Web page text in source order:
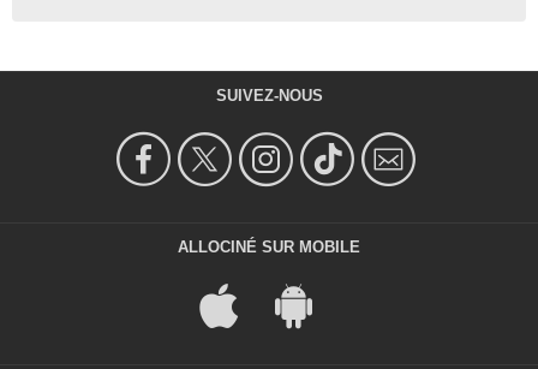
SUIVEZ-NOUS
ALLOCINÉ SUR MOBILE